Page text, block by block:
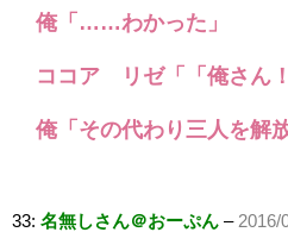
俺「……わかった」
ココア リゼ「「俺さん！
俺「その代わり三人を解
33: 名無しさん＠おーぷん –2016/